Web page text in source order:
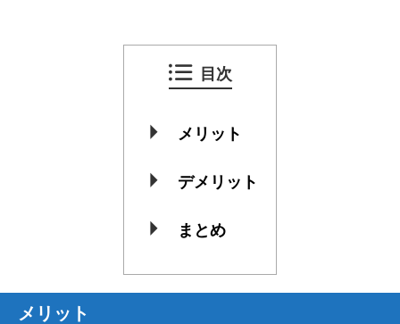
目次
メリット
デメリット
まとめ
メリット